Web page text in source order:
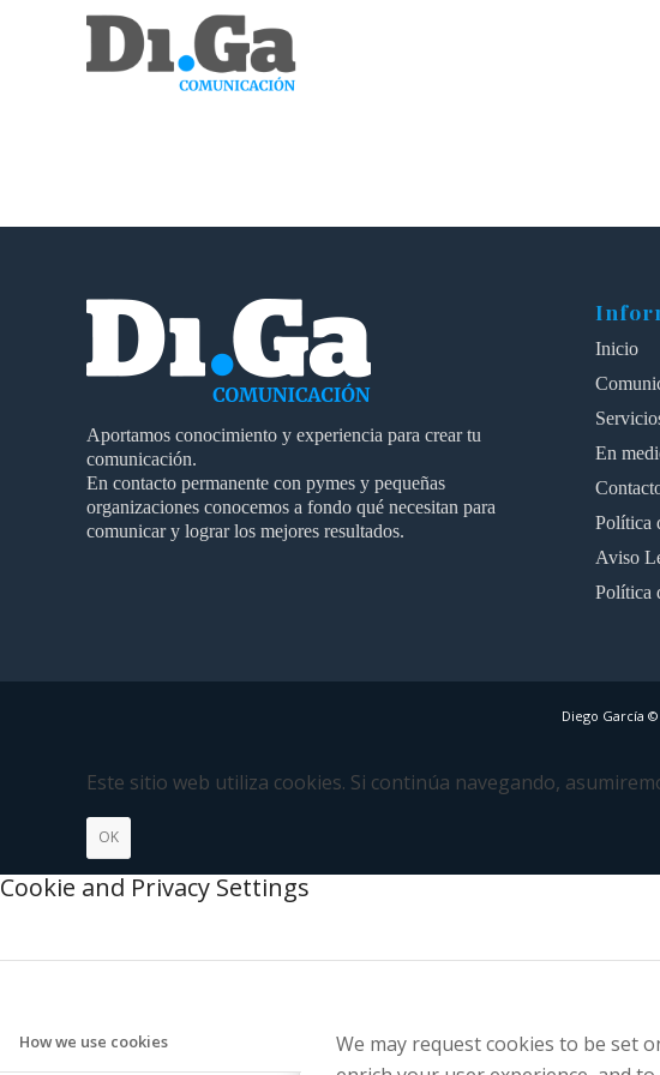
Aportamos conocimiento y experiencia para crear tu
comunicación.
En contacto permanente con pymes y pequeñas
organizaciones conocemos a fondo qué necesitan para
comunicar y lograr los mejores resultados.
Inicio
En
Política
Aviso
Política
Diego García
Este sitio web utiliza cookies. Si continúa navegando,
OK
Cookie and Privacy Settings
How we use cookies
We may request cookies to be set